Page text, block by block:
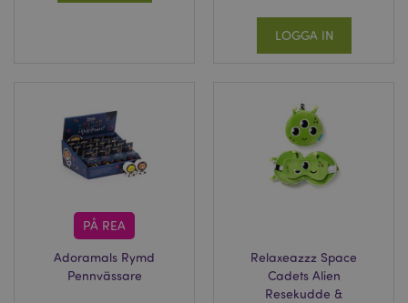
LOGGA IN
PÅ REA
Adoramals Rymd
Pennvässare
Relaxeazzz Space
Cadets Alien
Resekudde &